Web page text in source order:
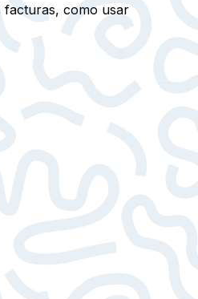
facturas, como usar